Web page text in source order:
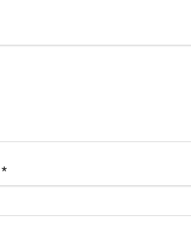
*